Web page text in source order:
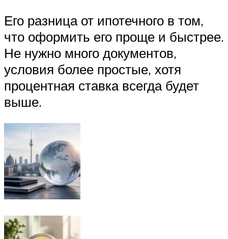
Его разница от ипотечного в том,
что оформить его проще и быстрее.
Не нужно много документов,
условия более простые, хотя
процентная ставка всегда будет
выше.